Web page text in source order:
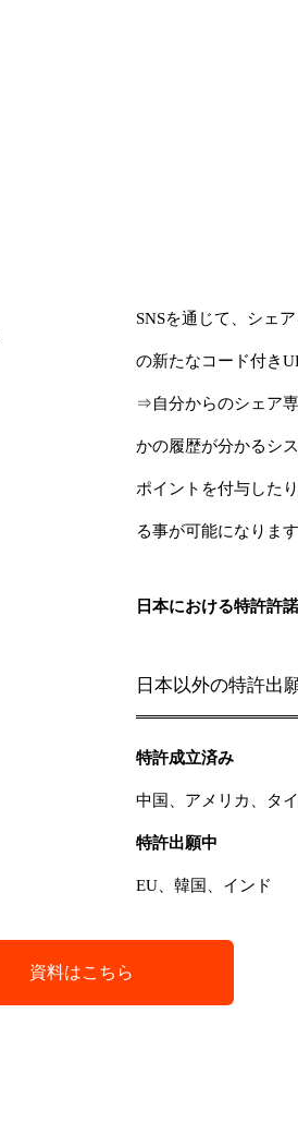
SNSを通じて、シェ
の新たなコード付き
⇒自分からのシェア
かの履歴が分かるシス
ポイントを付与した
る事が可能になります
日本における特許許
日本以外の特許出
特許成立済み
中国、アメリカ、タ
特許出願中
EU、韓国、インド
資料はこちら